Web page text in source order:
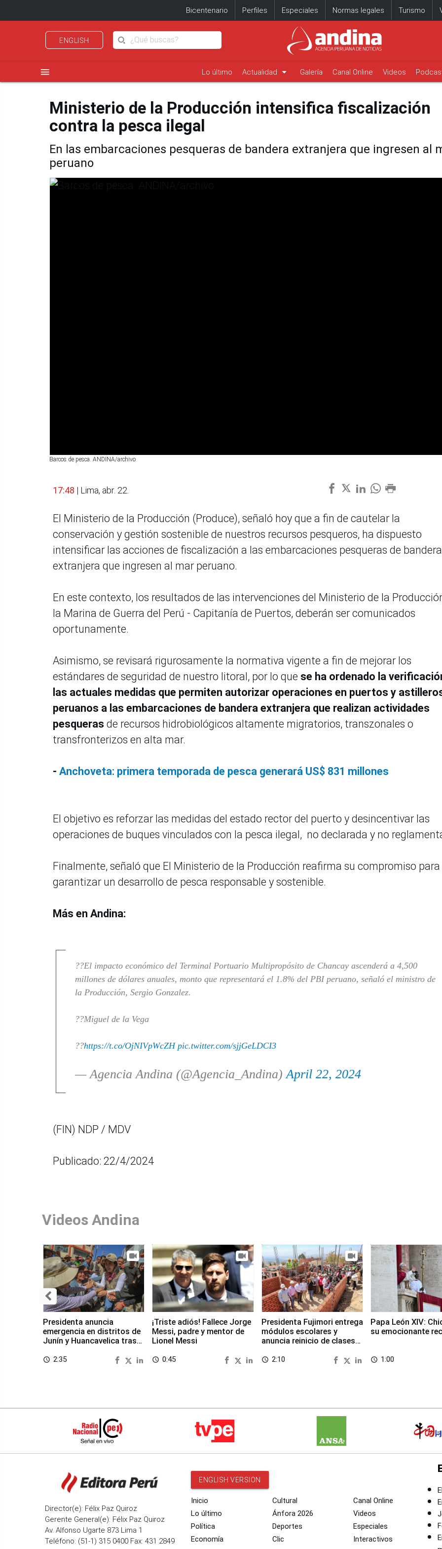
Bicentenario Perfiles Especiales Normas legales Turismo
ENGLISH
menu Lo último Actualidad arrow_drop_down Galería Canal Online Videos
Ministerio de la Producción intensifica fiscalización
contra la pesca ilegal
En las embarcaciones pesqueras de bandera extranjera que ingresen al
peruano
Barcos de pesca. ANDINA/archivo
17:48 | Lima, abr. 22.
El Ministerio de la Producción (Produce), señaló hoy que a fin de cautelar la
conservación y gestión sostenible de nuestros recursos pesqueros, ha dispuesto
intensificar las acciones de fiscalización a las embarcaciones pesqueras de bandera
extranjera que ingresen al mar peruano.
En este contexto, los resultados de las intervenciones del Ministerio de la
la Marina de Guerra del Perú - Capitanía de Puertos, deberán ser comunicados
oportunamente.
Asimismo, se revisará rigurosamente la normativa vigente a fin de mejorar los
estándares de seguridad de nuestro litoral, por lo que se ha ordenado la
las actuales medidas que permiten autorizar operaciones en puertos y
peruanos a las embarcaciones de bandera extranjera que realizan actividades
pesqueras de recursos hidrobiológicos altamente migratorios, transzonales o
transfronterizos en alta mar.
- Anchoveta: primera temporada de pesca generará US$ 831 millones
El objetivo es reforzar las medidas del estado rector del puerto y desincentivar las
operaciones de buques vinculados con la pesca ilegal, no declarada y no
Finalmente, señaló que El Ministerio de la Producción reafirma su compromiso para
garantizar un desarrollo de pesca responsable y sostenible.
Más en Andina:
??El impacto económico del Terminal Portuario Multipropósito de Chancay ascenderá a 4,500
millones de dólares anuales, monto que representará el 1.8% del PBI peruano, señaló el ministro de
la Producción, Sergio Gonzalez.
??Miguel de la Vega
??https://t.co/OjNIVpWcZH pic.twitter.com/sjjGeLDCI3
— Agencia Andina (@Agencia_Andina)April 22, 2024
(FIN) NDP / MDV
Publicado: 22/4/2024
Videos Andina
Presidenta anuncia
emergencia en distritos de
Junín y Huancavelica tras
access_time 2:35
¡Triste adiós! Fallece Jorge
Messi, padre y mentor de
Lionel Messi
access_time 0:45
Presidenta Fujimori entrega
módulos escolares y
anuncia reinicio de clases
access_time 2:10
Papa León XIV:
su emocionante
access_time 1:00
Director(e): Félix Paz Quiroz
Gerente General(e): Félix Paz Quiroz
Av. Alfonso Ugarte 873 Lima 1
Teléfono: (51-1) 315 0400 Fax: 431 2849
ENGLISH VERSION
Inicio
Lo último
Política
Economía
Cultural
Ánfora 2026
Deportes
Clic
Canal Online
Videos
Especiales
Interactivos